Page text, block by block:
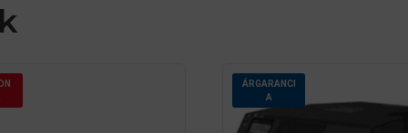
ÁRGARANCI
A